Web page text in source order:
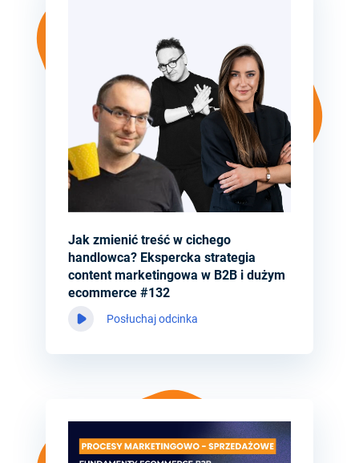
Jak zmienić treść w cichego
handlowca? Ekspercka strategia
content marketingowa w B2B i dużym
ecommerce #132
Posłuchaj odcinka